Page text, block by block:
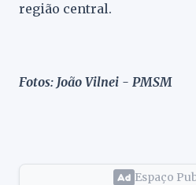
região central.
Fotos: João Vilnei - PMSM
Espaço